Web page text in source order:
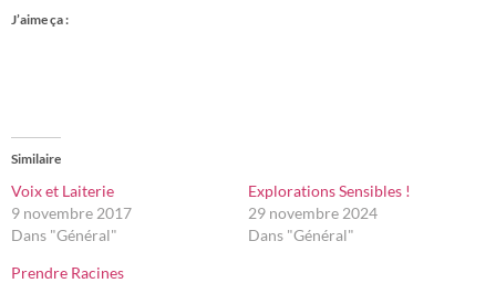
J’aime ça :
Similaire
Voix et Laiterie
9 novembre 2017
Dans "Général"
Explorations Sensibles !
29 novembre 2024
Dans "Général"
Prendre Racines